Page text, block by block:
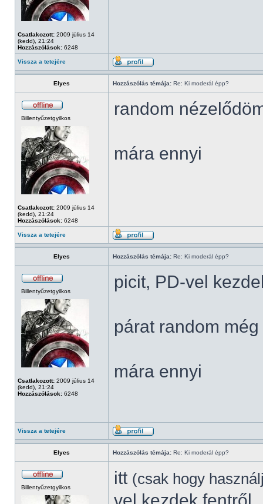
Csatlakozott: 2009 július 14
(kedd), 21:24
Hozzászólások: 6248
Vissza a tetejére
Elyes Hozzászólás témája: Re: Ki moderál épp?
Billentyűzetgyilkos
Csatlakozott: 2009 július 14
(kedd), 21:24
Hozzászólások: 6248
random
mára ennyi
Vissza a tetejére
Elyes Hozzászólás témája: Re: Ki moderál épp?
Billentyűzetgyilkos
Csatlakozott: 2009 július 14
(kedd), 21:24
Hozzászólások: 6248
picit, PD-vel
párat random
mára ennyi
Vissza a tetejére
Elyes Hozzászólás témája: Re: Ki moderál épp?
Billentyűzetgyilkos itt (csak hogy